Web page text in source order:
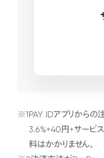
※1PAY IDアプリからの
3.6%+40円+サービス
料はかかりません。